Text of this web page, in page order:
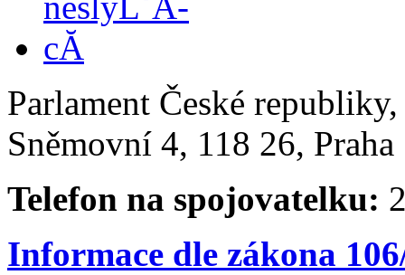
Parlament České
Sněmovní 4, 118 26,
Telefon na spojovatelku:
Informace dle zákona